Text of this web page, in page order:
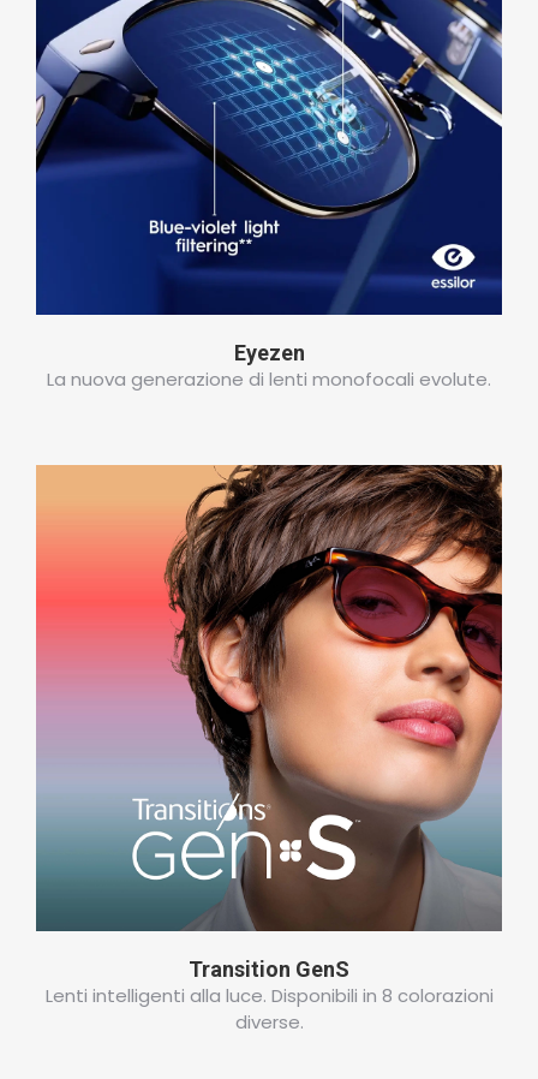
Eyezen
La nuova generazione di lenti monofocali evolute.
Transition GenS
Lenti intelligenti alla luce. Disponibili in 8 colorazioni
diverse.